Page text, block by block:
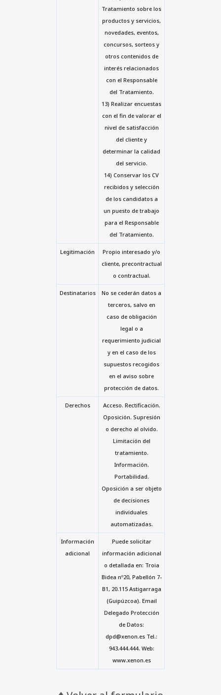
Tratamiento sobre los
productos y servicios,
novedades, eventos,
concursos, sorteos y
otros contenidos de
interés relacionados
con el Responsable
del Tratamiento.
13) Realizar encuestas
con el fin de valorar el
nivel de satisfacción
del cliente y
determinar la calidad
del servicio.
14) Conservar los CV
recibidos y selección
de los candidatos a
un puesto de trabajo
para el Responsable
del Tratamiento.
Legitimación
Propio interesado y/o
cliente, precontractual
o contractual.
Destinatarios
No se cederán datos a
terceros, salvo en
caso de obligación
legal o a
requerimiento judicial
y en el caso de los
supuestos recogidos
en el aviso sobre
protección de datos.
Derechos
Acceso. Rectificación.
Oposición. Supresión
o derecho al olvido.
Limitación del
tratamiento.
Información.
Portabilidad.
Oposición a ser objeto
de decisiones
individuales
automatizadas.
Información
adicional
Puede solicitar
información adicional
o detallada en: Troia
Bidea nº20, Pabellón 7-
B1, 20.115 Astigarraga
(Guipúzcoa). Email
Delegado Protección
de Datos:
dpd@xenon.es Tel.:
943.444.444. Web:
www.xenon.es